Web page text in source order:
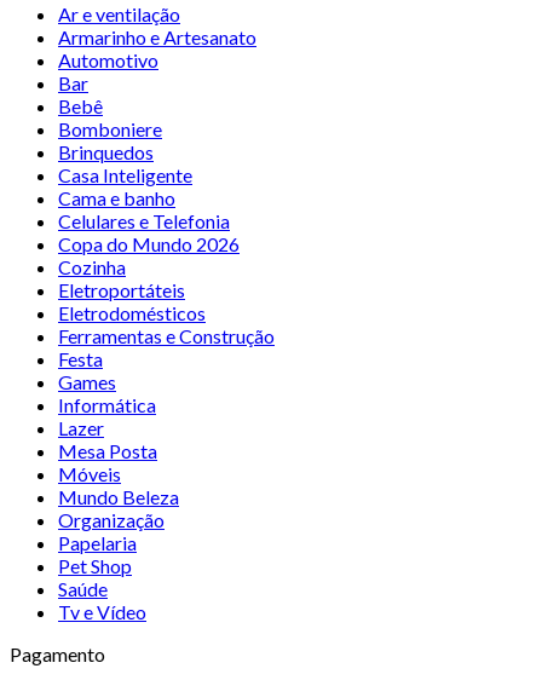
Ar e ventilação
Armarinho e Artesanato
Automotivo
Bar
Bebê
Bomboniere
Brinquedos
Casa Inteligente
Cama e banho
Celulares e Telefonia
Copa do Mundo 2026
Cozinha
Eletroportáteis
Eletrodomésticos
Ferramentas e Construção
Festa
Games
Informática
Lazer
Mesa Posta
Móveis
Mundo Beleza
Organização
Papelaria
Pet Shop
Saúde
Tv e Vídeo
Pagamento